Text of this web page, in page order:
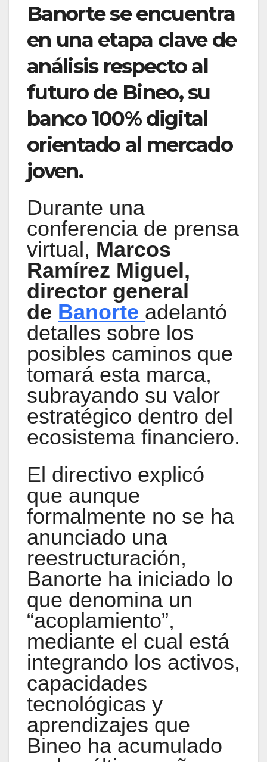
Banorte se encuentra
en una etapa clave de
análisis respecto al
futuro de Bineo, su
banco 100% digital
orientado al mercado
joven.
Durante una
conferencia de prensa
virtual, Marcos
Ramírez Miguel,
director general
de Banorte adelantó
detalles sobre los
posibles caminos que
tomará esta marca,
subrayando su valor
estratégico dentro del
ecosistema financiero.
El directivo explicó
que aunque
formalmente no se ha
anunciado una
reestructuración,
Banorte ha iniciado lo
que denomina un
“acoplamiento”,
mediante el cual está
integrando los activos,
capacidades
tecnológicas y
aprendizajes que
Bineo ha acumulado